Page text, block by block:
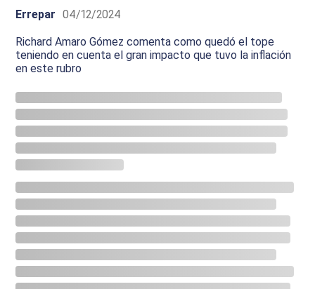
Errepar 04/12/2024
Richard Amaro Gómez comenta como quedó el tope
teniendo en cuenta el gran impacto que tuvo la inflación
en este rubro